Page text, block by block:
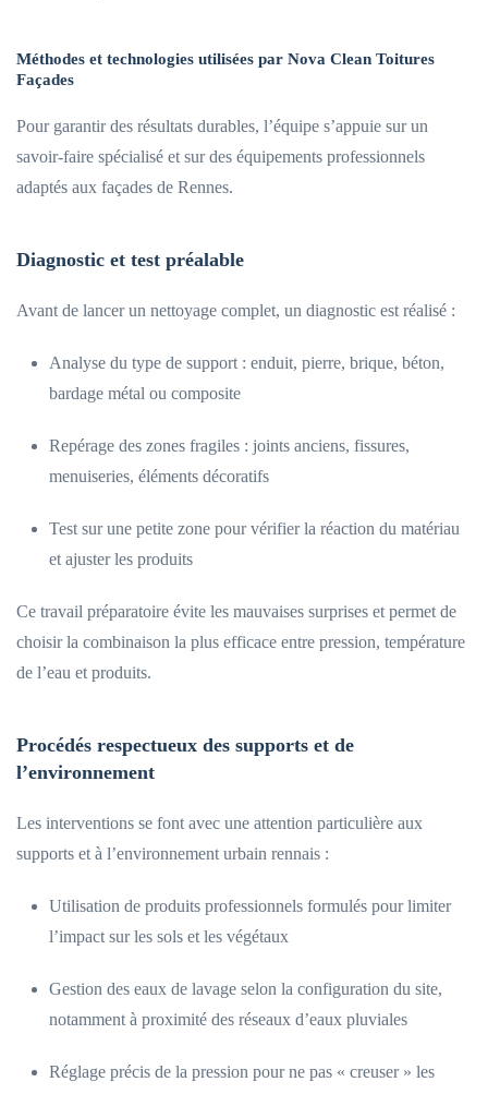
Méthodes et technologies utilisées par Nova Clean Toitures
Façades
Pour garantir des résultats durables, l’équipe s’appuie sur un
savoir-faire spécialisé et sur des équipements professionnels
adaptés aux façades de Rennes.
Diagnostic et test préalable
Avant de lancer un nettoyage complet, un diagnostic est réalisé :
Analyse du type de support : enduit, pierre, brique, béton,
bardage métal ou composite
Repérage des zones fragiles : joints anciens, fissures,
menuiseries, éléments décoratifs
Test sur une petite zone pour vérifier la réaction du matériau
et ajuster les produits
Ce travail préparatoire évite les mauvaises surprises et permet de
choisir la combinaison la plus efficace entre pression, température
de l’eau et produits.
Procédés respectueux des supports et de
l’environnement
Les interventions se font avec une attention particulière aux
supports et à l’environnement urbain rennais :
Utilisation de produits professionnels formulés pour limiter
l’impact sur les sols et les végétaux
Gestion des eaux de lavage selon la configuration du site,
notamment à proximité des réseaux d’eaux pluviales
Réglage précis de la pression pour ne pas « creuser » les